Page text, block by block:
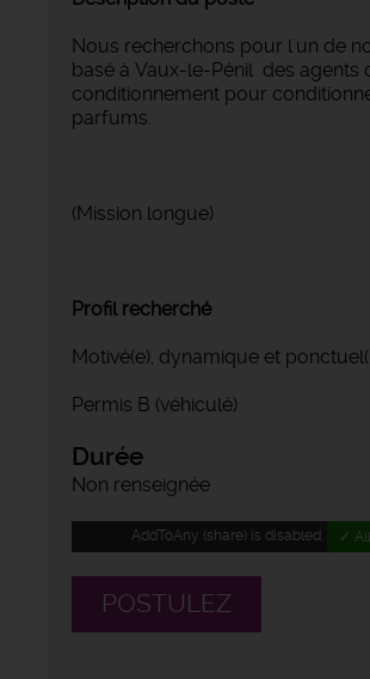
Nous recherchons pour l'un de
basé à Vaux-le-Pénil des agents
conditionnement pour
parfums.
(Mission longue)
Profil recherché
Motivé(e), dynamique et
Permis B (véhiculé)
Durée
Non renseignée
AddToAny (share) is disabled. ✓
POSTULEZ